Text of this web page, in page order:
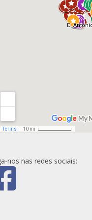
nos nas redes sociais: